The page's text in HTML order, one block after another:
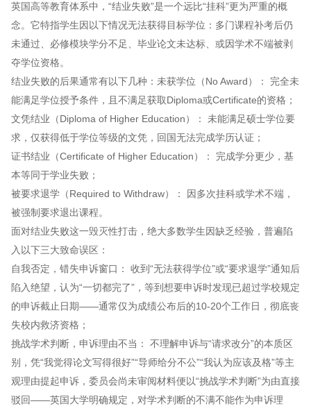
英国高等教育体系中，“结业失败”是一个远比“挂科”更为严重的概
念。它特指学生因以下情况无法获得目标学位：多门课程补考后仍
未通过、必修模块学分不足、毕业论文未达标、或因学术不端被剥
夺学位资格。
结业失败的后果通常有以下几种：未获学位（No Award）： 完全未
能满足学位授予条件，且不满足获取Diploma或Certificate的资格；
文凭结业（Diploma of Higher Education）： 未能满足硕士学位要
求，仅获得低于学位等级的文凭，回国无法完成学历认证；
证书结业（Certificate of Higher Education）： 完成学分更少，基
本等同于学业失败；
被要求退学（Required to Withdraw）： 因多次挂科或学术不端，
被强制要求退出课程。
面对结业失败这一毁灭性打击，绝大多数学生因缺乏经验，普遍陷
入以下三大致命误区：
自我否定，错失申诉窗口： 收到“无法获得学位”或“要求退学”通知后
陷入绝望，认为“一切都完了”，等到想要申诉时发现已超过学校规定
的申诉截止日期——通常仅为成绩公布后的10-20个工作日，彻底丧
失校内救济资格；
挑战学术判断，申诉理由不当： 不理解申诉与“请求改分”的本质区
别，凭“我觉得论文写得很好”“导师给分不公”“我认为应该及格”等主
观理由提起申诉，委员会尚未审阅材料便以“挑战学术判断”为由直接
驳回——英国大学明确规定，对学术判断的不满不能作为申诉理